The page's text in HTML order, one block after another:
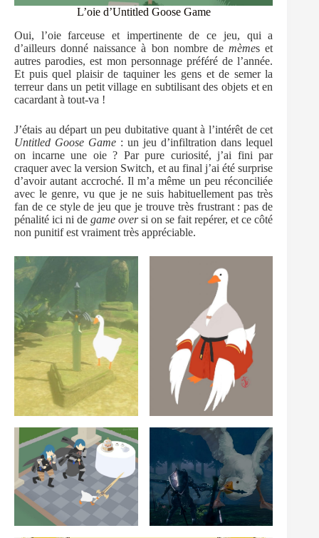
L’oie d’Untitled Goose Game
Oui, l’oie farceuse et impertinente de ce jeu, qui a
d’ailleurs donné naissance à bon nombre demèmes et
autres parodies, est mon personnage préféré de l’année.
Et puis quel plaisir de taquiner les gens et de semer la
terreur dans un petit village en subtilisant des objets et en
cacardant à tout-va !
J’étais au départ un peu dubitative quant à l’intérêt de cet
Untitled Goose Game : un jeu d’infiltration dans lequel
on incarne une oie ? Par pure curiosité, j’ai fini par
craquer avec la version Switch, et au final j’ai été surprise
d’avoir autant accroché. Il m’a même un peu réconciliée
avec le genre, vu que je ne suis habituellement pas très
fan de ce style de jeu que je trouve très frustrant : pas de
pénalité ici ni degame oversi on se fait repérer, et ce côté
non punitif est vraiment très appréciable.